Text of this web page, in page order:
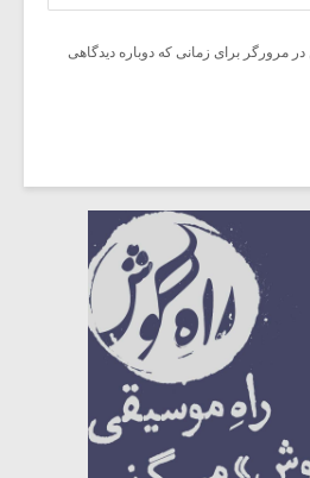
مرورگر برای زمانی که دوباره دیدگاهی